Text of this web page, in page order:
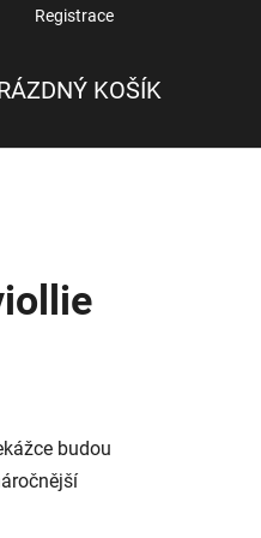
Registrace
KOŠÍK
budou